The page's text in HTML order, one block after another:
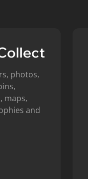
photos,
maps,
and